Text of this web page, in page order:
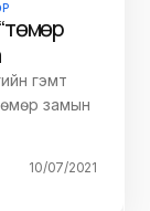
гэмт
замын
10/07/2021